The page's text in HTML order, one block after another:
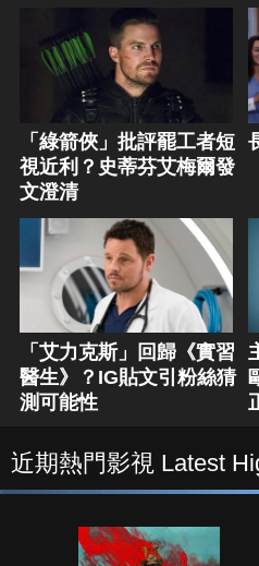
「綠箭俠」批評罷工者短
視近利？史蒂芬艾梅爾發
文澄清
「艾力克斯」回歸《實習
醫生》？IG貼文引粉絲猜
測可能性
近期熱門影視 Latest